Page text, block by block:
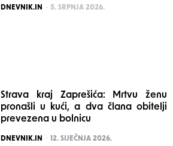
POSTED
DNEVNIK.IN 5. SRPNJA 2026.
Strava kraj Zaprešića: Mrtvu ženu
pronašli u kući, a dva člana obitelji
prevezena u bolnicu
POSTED
DNEVNIK.IN 12. SIJEČNJA 2026.